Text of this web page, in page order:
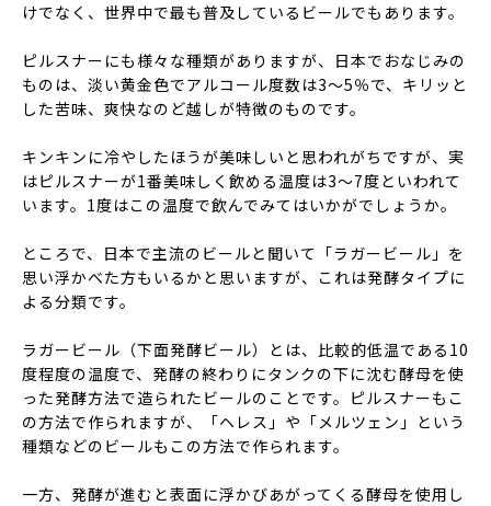
けでなく、世界中で最も普及しているビールでもあります。
ピルスナーにも様々な種類がありますが、日本でおなじみの
ものは、淡い黄金色でアルコール度数は3～5％で、キリッと
した苦味、爽快なのど越しが特徴のものです。
キンキンに冷やしたほうが美味しいと思われがちですが、 実
はピルスナーが1番美味しく飲める温度は3～7度といわれて
います。1度はこの温度で飲んでみてはいかがでしょうか。
ところで、日本で主流のビールと聞いて「ラガービール」を
思い浮かべた方もいるかと思いますが、これは発酵タイプに
よる分類です。
ラガービール（下面発酵ビール）とは、比較的低温である10
度程度の温度で、発酵の終わりにタンクの下に沈む酵母を使
った発酵方法で造られたビールのことです。ピルスナーもこ
の方法で作られますが、「ヘレス」や「メルツェン」という
種類などのビールもこの方法で作られます。
一方、発酵が進むと表面に浮かびあがってくる酵母を使用し